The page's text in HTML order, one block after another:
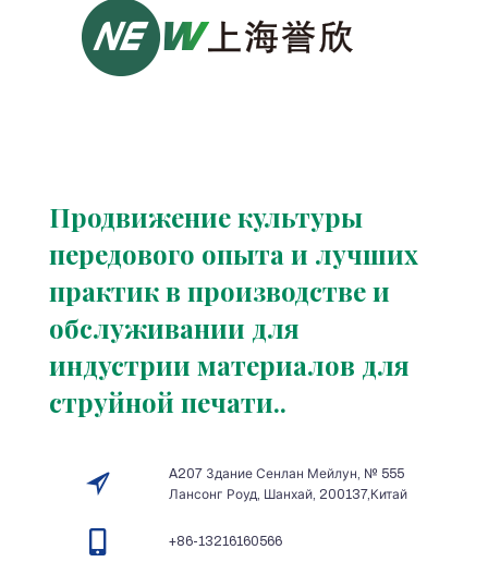
Продвижение культуры
передового опыта и лучших
практик в производстве и
обслуживании для
индустрии материалов для
струйной печати..
A207 Здание Сенлан Мейлун, № 555
Лансонг Роуд, Шанхай, 200137,Китай
+86-13216160566